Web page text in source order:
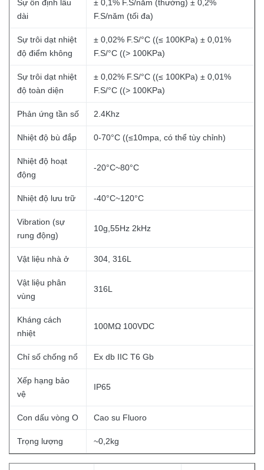
Sự ổn định lâu
dài
± 0,1% F.S/năm (thường) ± 0,2%
F.S/năm (tối đa)
Sự trôi dạt nhiệt
độ điểm không
± 0,02% F.S/°C ((≤ 100KPa) ± 0,01%
F.S/°C ((> 100KPa)
Sự trôi dạt nhiệt
độ toàn diện
± 0,02% F.S/°C ((≤ 100KPa) ± 0,01%
F.S/°C ((> 100KPa)
Phản ứng tần số 2.4Khz
Nhiệt độ bù đắp 0-70°C ((≤10mpa, có thể tùy chỉnh)
Nhiệt độ hoạt
động
-20°C~80°C
Nhiệt độ lưu trữ -40°C~120°C
Vibration (sự
rung động)
10g,55Hz 2kHz
Vật liệu nhà ở 304, 316L
Vật liệu phân
vùng
316L
Kháng cách
nhiệt
100MΩ 100VDC
Chỉ số chống nổ Ex db IIC T6 Gb
Xếp hạng bảo
vệ
IP65
Con dấu vòng O Cao su Fluoro
Trọng lượng ~0,2kg